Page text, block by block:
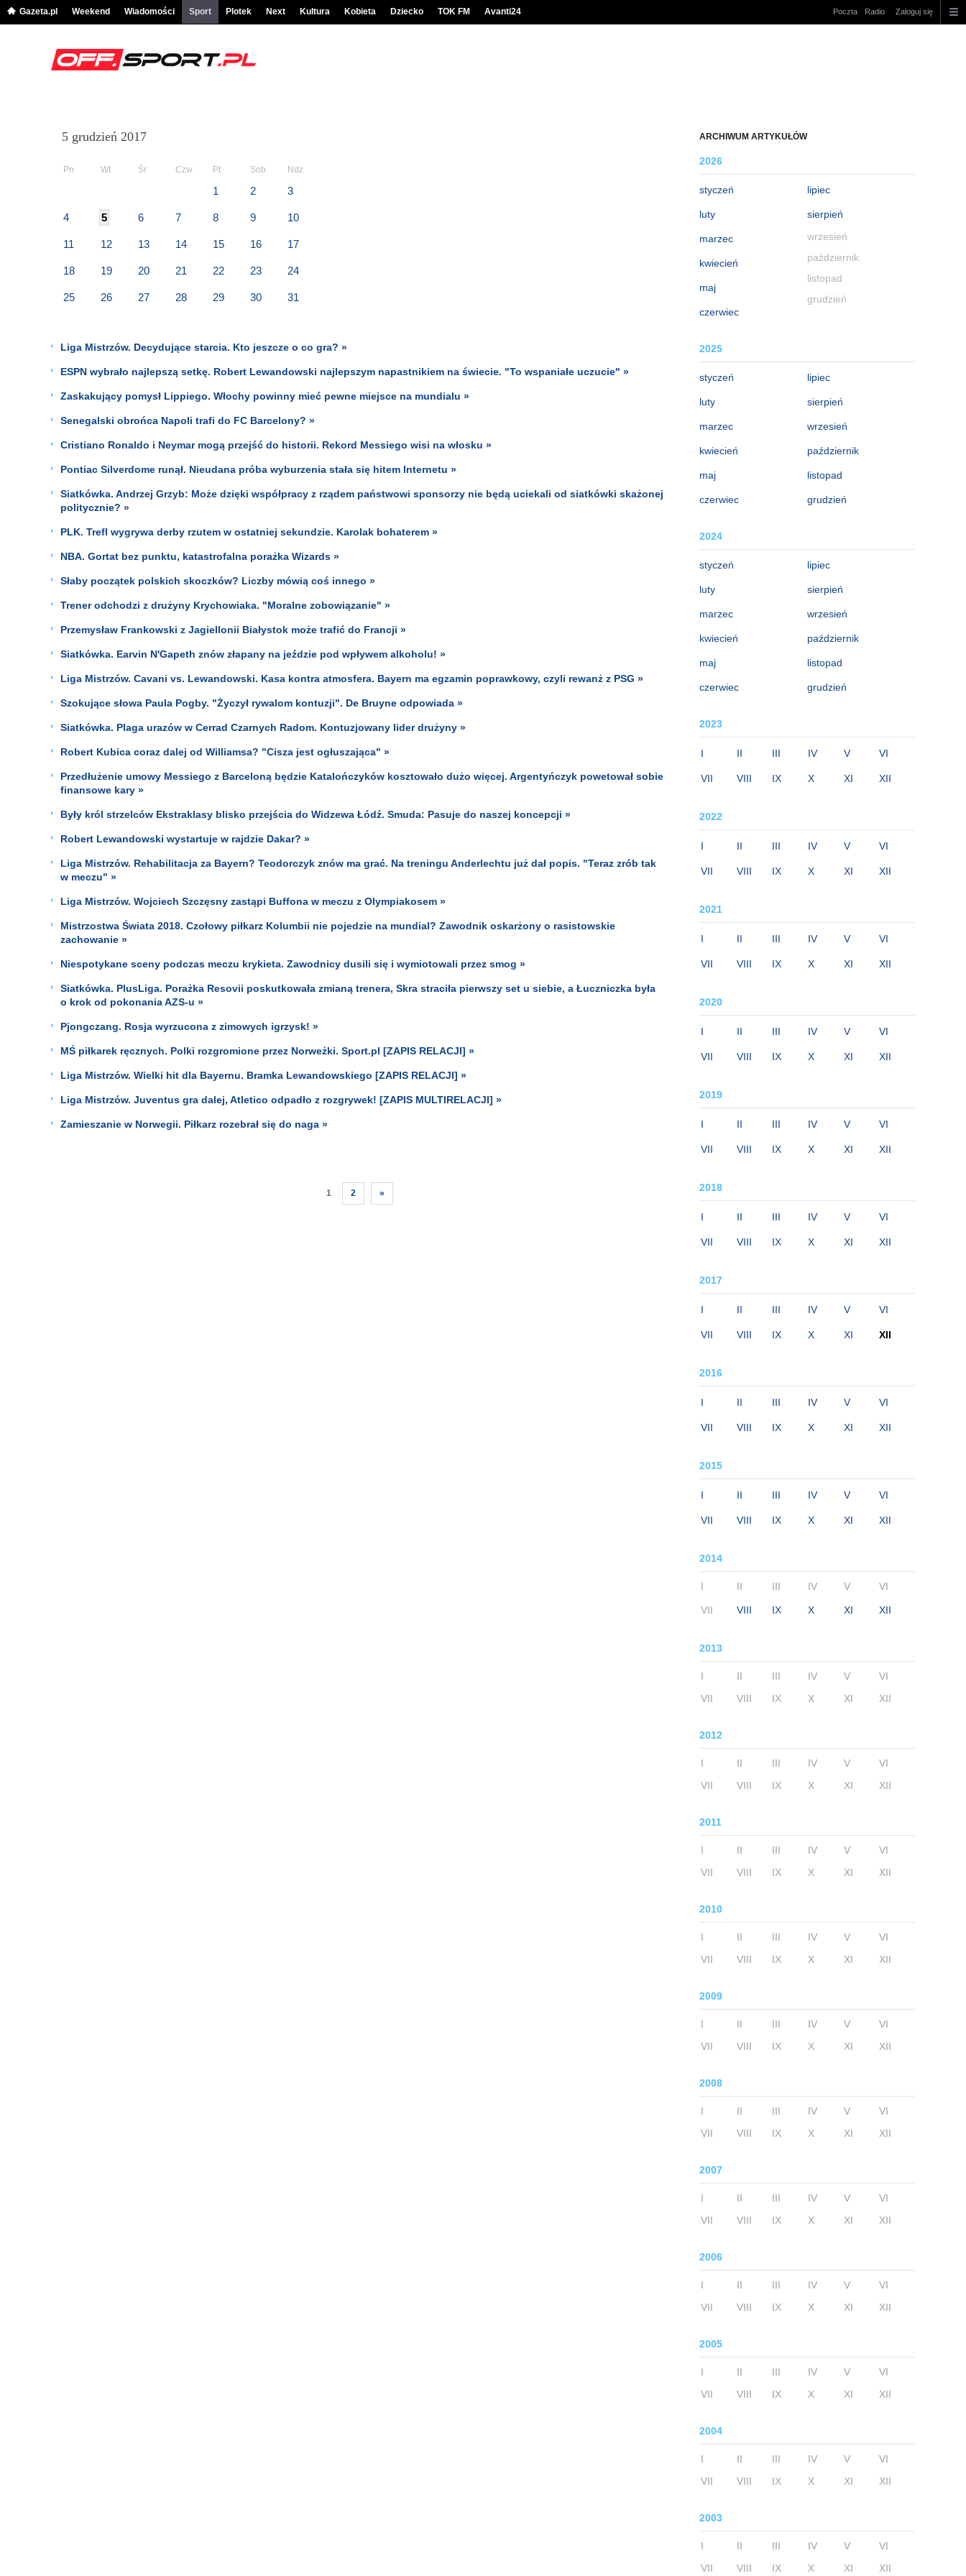
Gazeta.pl Weekend Wiadomości Sport Plotek Next Kultura Kobieta Dziecko TOK FM Avanti24 Poczta Radio Zaloguj się
ARCHIWUM ARTYKUŁÓW
2026
styczeń
luty
marzec
kwiecień
maj
czerwiec
lipiec
sierpień
wrzesień
październik
listopad
grudzień
2025
styczeń
luty
marzec
kwiecień
maj
czerwiec
lipiec
sierpień
wrzesień
październik
listopad
grudzień
2024
styczeń
luty
marzec
kwiecień
maj
czerwiec
lipiec
sierpień
wrzesień
październik
listopad
grudzień
2023
I II III IV V VI
VII VIII IX X XI XII
2022
I II III IV V VI
VII VIII IX X XI XII
2021
I II III IV V VI
VII VIII IX X XI XII
2020
I II III IV V VI
VII VIII IX X XI XII
2019
I II III IV V VI
VII VIII IX X XI XII
2018
I II III IV V VI
VII VIII IX X XI XII
2017
I II III IV V VI
VII VIII IX X XI XII
2016
I II III IV V VI
VII VIII IX X XI XII
2015
I II III IV V VI
VII VIII IX X XI XII
2014
I II III IV V VI
VII VIII IX X XI XII
2013
I II III IV V
VI
VII
VIII IX X XI XII
2012
I II III IV V
VI
VII
VIII IX X XI XII
2011
I II III IV V
VI
VII
VIII IX X XI XII
2010
I II III IV V
VI
VII
VIII IX X XI XII
2009
I II III IV V
VI
VII
VIII IX X XI XII
2008
I II III IV V
VI
VII
VIII IX X XI XII
2007
I II III IV V
VI
VII
VIII IX X XI XII
2006
I II III IV V
VI
VII
VIII IX X XI XII
2005
I II III IV V
VI
VII
VIII IX X XI XII
2004
I II III IV V
VI
VII
VIII IX X XI XII
2003
I II III IV V
VI
VII
VIII IX X XI XII
5 grudzień 2017
Pn Wt Śr Czw Pt Sob Ndz
1 2 3
4 5 6 7 8 9 10
11 12 13 14 15 16 17
18 19 20 21 22 23 24
25 26 27 28 29 30 31
Liga Mistrzów. Decydujące starcia. Kto jeszcze o co gra? »
ESPN wybrało najlepszą setkę. Robert Lewandowski najlepszym napastnikiem na świecie. "To wspaniałe uczucie" »
Zaskakujący pomysł Lippiego. Włochy powinny mieć pewne miejsce na mundialu »
Senegalski obrońca Napoli trafi do FC Barcelony? »
Cristiano Ronaldo i Neymar mogą przejść do historii. Rekord Messiego wisi na włosku »
Pontiac Silverdome runął. Nieudana próba wyburzenia stała się hitem Internetu »
Siatkówka. Andrzej Grzyb: Może dzięki współpracy z rządem państwowi sponsorzy nie będą uciekali od siatkówki skażonej
politycznie? »
PLK. Trefl wygrywa derby rzutem w ostatniej sekundzie. Karolak bohaterem »
NBA. Gortat bez punktu, katastrofalna porażka Wizards »
Słaby początek polskich skoczków? Liczby mówią coś innego »
Trener odchodzi z drużyny Krychowiaka. "Moralne zobowiązanie" »
Przemysław Frankowski z Jagiellonii Białystok może trafić do Francji »
Siatkówka. Earvin N'Gapeth znów złapany na jeździe pod wpływem alkoholu! »
Liga Mistrzów. Cavani vs. Lewandowski. Kasa kontra atmosfera. Bayern ma egzamin poprawkowy, czyli rewanż z PSG »
Szokujące słowa Paula Pogby. "Życzył rywalom kontuzji". De Bruyne odpowiada »
Siatkówka. Plaga urazów w Cerrad Czarnych Radom. Kontuzjowany lider drużyny »
Robert Kubica coraz dalej od Williamsa? "Cisza jest ogłuszająca" »
Przedłużenie umowy Messiego z Barceloną będzie Katalończyków kosztowało dużo więcej. Argentyńczyk powetował sobie
finansowe kary »
Były król strzelców Ekstraklasy blisko przejścia do Widzewa Łódź. Smuda: Pasuje do naszej koncepcji »
Robert Lewandowski wystartuje w rajdzie Dakar? »
Liga Mistrzów. Rehabilitacja za Bayern? Teodorczyk znów ma grać. Na treningu Anderlechtu już dał popis. "Teraz zrób tak
w meczu" »
Liga Mistrzów. Wojciech Szczęsny zastąpi Buffona w meczu z Olympiakosem »
Mistrzostwa Świata 2018. Czołowy piłkarz Kolumbii nie pojedzie na mundial? Zawodnik oskarżony o rasistowskie
zachowanie »
Niespotykane sceny podczas meczu krykieta. Zawodnicy dusili się i wymiotowali przez smog »
Siatkówka. PlusLiga. Porażka Resovii poskutkowała zmianą trenera, Skra straciła pierwszy set u siebie, a Łuczniczka była
o krok od pokonania AZS-u »
Pjongczang. Rosja wyrzucona z zimowych igrzysk! »
MŚ piłkarek ręcznych. Polki rozgromione przez Norweżki. Sport.pl [ZAPIS RELACJI] »
Liga Mistrzów. Wielki hit dla Bayernu. Bramka Lewandowskiego [ZAPIS RELACJI] »
Liga Mistrzów. Juventus gra dalej, Atletico odpadło z rozgrywek! [ZAPIS MULTIRELACJI] »
Zamieszanie w Norwegii. Piłkarz rozebrał się do naga »
1 2 »